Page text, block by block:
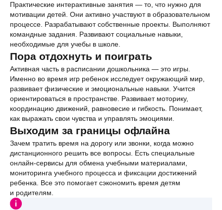
Практические интерактивные занятия — то, что нужно для
мотивации детей. Они активно участвуют в образовательном
процессе. Разрабатывают собственные проекты. Выполняют
командные задания. Развивают социальные навыки,
необходимые для учебы в школе.
Пора отдохнуть и поиграть
Активная часть в расписании дошкольника — это игры.
Именно во время игр ребенок исследует окружающий мир,
развивает физические и эмоциональные навыки. Учится
ориентироваться в пространстве. Развивает моторику,
координацию движений, равновесие и гибкость. Понимает,
как выражать свои чувства и управлять эмоциями.
Выходим за границы офлайна
Зачем тратить время на дорогу или звонки, когда можно
дистанционного решить все вопросы. Есть специальные
онлайн-сервисы для обмена учебными материалами,
мониторинга учебного процесса и фиксации достижений
ребенка. Все это помогает сэкономить время детям
и родителям.